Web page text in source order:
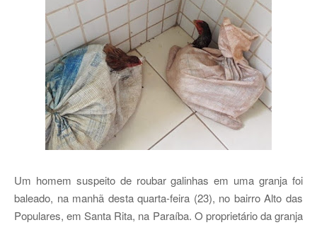
Um homem suspeito de roubar galinhas em uma granja foi
baleado, na manhã desta quarta-feira (23), no bairro Alto das
Populares, em Santa Rita, na Paraíba. O proprietário da granja